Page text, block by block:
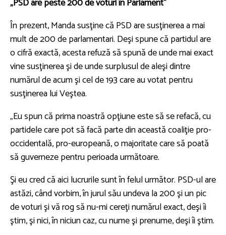
În prezent, Manda susţine că PSD are susţinerea a mai
mult de 200 de parlamentari. Deşi spune că partidul are
o cifră exactă, acesta refuză să spună de unde mai exact
vine susţinerea şi de unde surplusul de aleşi dintre
numărul de acum şi cel de 193 care au votat pentru
susţinerea lui Veştea.
„Eu spun că prima noastră opţiune este să se refacă, cu
partidele care pot să facă parte din această coaliţie pro-
occidentală, pro-europeană, o majoritate care să poată
să guverneze pentru perioada următoare.
Şi eu cred că aici lucrurile sunt în felul următor. PSD-ul are
astăzi, când vorbim, în jurul său undeva la 200 şi un pic
de voturi şi vă rog să nu-mi cereţi numărul exact, deşi îi
ştim, şi nici, în niciun caz, cu nume şi prenume, deşi îi ştim.